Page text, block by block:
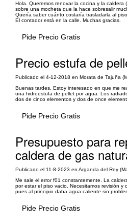
Hola. Queremos renovar la cocina y la caldera
sobre una mocheta que la hace sobresalir
Quería saber cuánto costaría trasladarla al
El contador está en la calle. Muchas gracias.
Pide Precio Gratis
Precio estufa de
Publicado el 4-12-2018 en Morata de Tajuña
Buenas tardes, Estoy interesado en que me
una hidroestufa de pellet por agua. Los
dos de cinco elementos y dos de once
Pide Precio Gratis
Presupuesto para
caldera de gas
Publicado el 11-8-2023 en Arganda del Rey
Me sale el error f01 constantemente. La
por estar el piso vacio. Necesitamos revisión
pues al principio daba agua caliente sin
Pide Precio Gratis